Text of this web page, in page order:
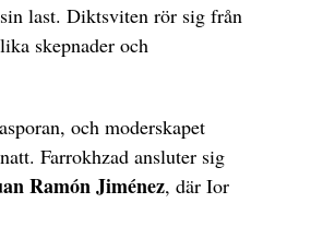
last. Diktsviten rör sig från
skepnader och
och moderskapet
Farrokhzad ansluter sig
Ramón Jiménez, där Ior